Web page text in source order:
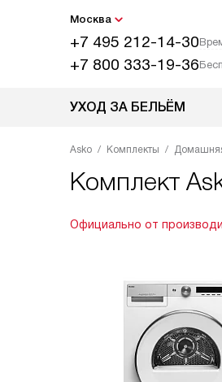
Москва
+7 495 212-14-30
+7 800 333-19-36
УХОД ЗА БЕЛЬЁМ
Asko Комплекты
Комплект
Официально от